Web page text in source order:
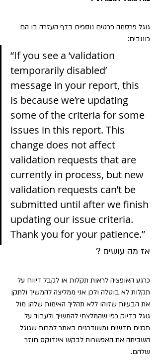
גוגל פרסמה פרטים נוספים בדף העזרה בו הם
כותבים:
“If you see a ‘validation
temporarily disabled’
message in your report, this
is because we’re updating
some of the criteria for some
issues in this report. This
change does not affect
validation requests that are
currently in process, but new
validation requests can’t be
submitted until after we finish
updating our issue criteria.
Thank you for your patience.”
אז מה עושים ?
כרגע האופציה לראות תקלות או לקבל דיווח על
תקלות לא בוטלה ולכן אני ממליצה להמשיך ולתקן
את הבעיות שזוהו ללא תהליך האימות שלהן מול
גוגל בדיוק כפי שהמלצתי להמשיך ולעבוד על
תכנים חדשים ומשודרגים באתר למרות שגוגל
השביתה את האפשרות לבקש אינדוקס חוזר
שלהם.